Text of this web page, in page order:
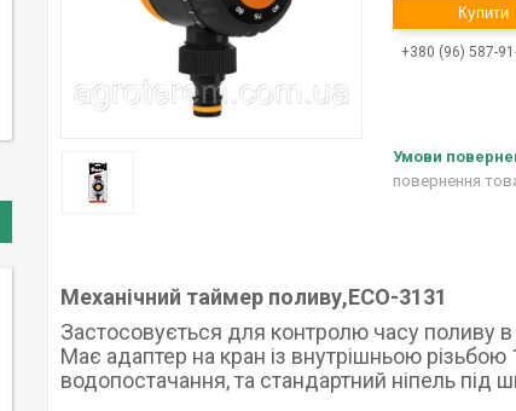
Купити
+380 (96) 587-
повернення
Механічний таймер поливу,ECO-3131
Застосовується для контролю часу поливу в
Має адаптер на кран із внутрішньою різьбою
водопостачання, та стандартний ніпель під